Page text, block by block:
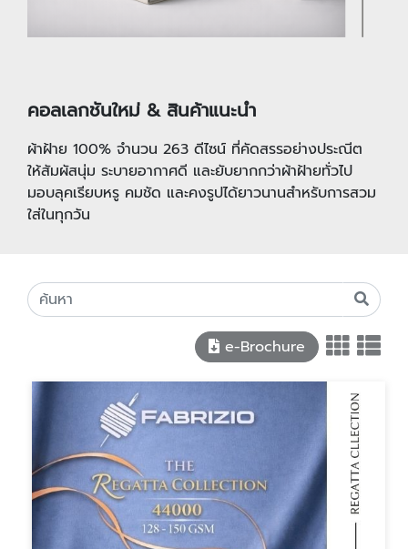
คอลเลกชันใหม่ & สินค้าแนะนำ
ผ้าฝ้าย 100% จำนวน 263 ดีไซน์ ที่คัดสรรอย่างประณีต
ให้สัมผัสนุ่ม ระบายอากาศดี และยับยากกว่าผ้าฝ้ายทั่วไป
มอบลุคเรียบหรู คมชัด และคงรูปได้ยาวนานสำหรับการสวม
ใส่ในทุกวัน
e-Brochure